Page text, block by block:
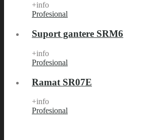
+info
Profesional
Suport gantere SRM6
+info
Profesional
Ramat SR07E
+info
Profesional